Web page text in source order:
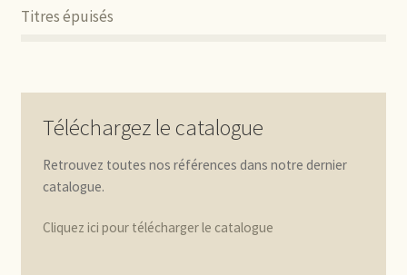
Titres épuisés
Téléchargez le catalogue
Retrouvez toutes nos références dans notre dernier
catalogue.
Cliquez ici pour télécharger le catalogue